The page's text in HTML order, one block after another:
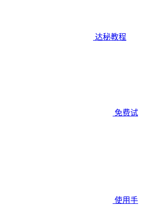
达秘教程
免费试
使用手